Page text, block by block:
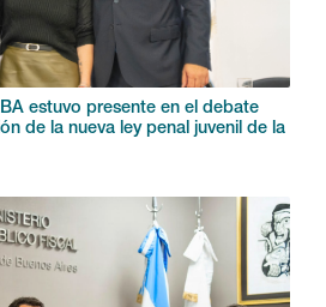
estuvo presente en el debate
de la nueva ley penal juvenil de la